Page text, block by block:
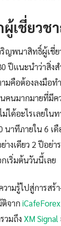
เชี่ยวช
ญพนาสิทธิ์ผู้เชี่
ปีแนะนำว่าสิ่ง
มคือต้องลงมือท
คนมากมายที่มี
ม่ได้อะไรเลยใ
นาทีภายใน 6 เ
งเดียว 2 ปีอย่า
เริ่มต้นวันนี้เลย
ามรู้ไปสู่การสร้
จากiCafeForex
วมถึง XM Signal